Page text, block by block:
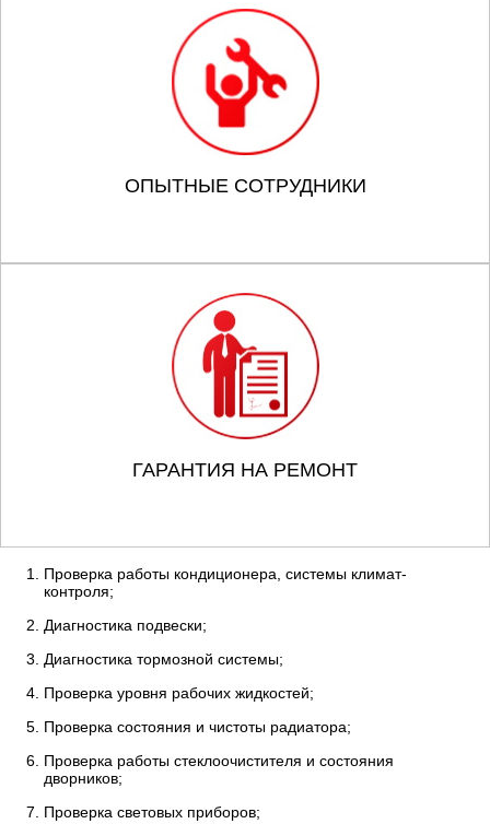
ОПЫТНЫЕ СОТРУДНИКИ
ГАРАНТИЯ НА РЕМОНТ
Проверка работы кондиционера, системы климат-
контроля;
Диагностика подвески;
Диагностика тормозной системы;
Проверка уровня рабочих жидкостей;
Проверка состояния и чистоты радиатора;
Проверка работы стеклоочистителя и состояния
дворников;
Проверка световых приборов;